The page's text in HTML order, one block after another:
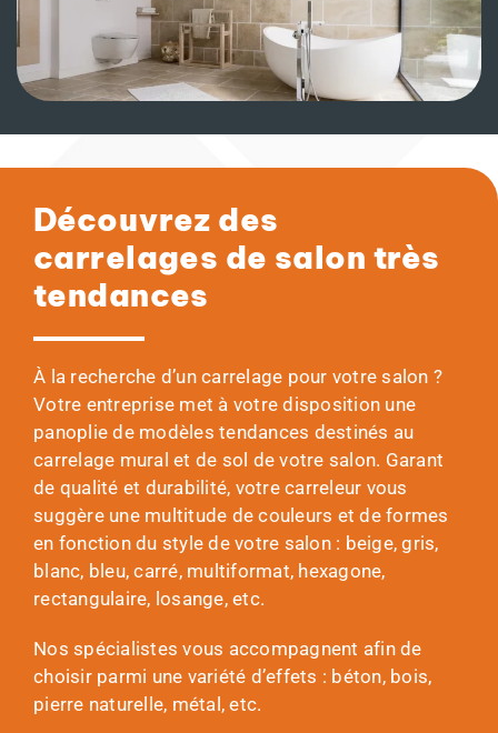
Découvrez des
carrelages de salon très
tendances
À la recherche d’un carrelage pour votre salon ?
Votre entreprise met à votre disposition une
panoplie de modèles tendances destinés au
carrelage mural et de sol de votre salon. Garant
de qualité et durabilité, votre carreleur vous
suggère une multitude de couleurs et de formes
en fonction du style de votre salon : beige, gris,
blanc, bleu, carré, multiformat, hexagone,
rectangulaire, losange, etc.
Nos spécialistes vous accompagnent afin de
choisir parmi une variété d’effets : béton, bois,
pierre naturelle, métal, etc.